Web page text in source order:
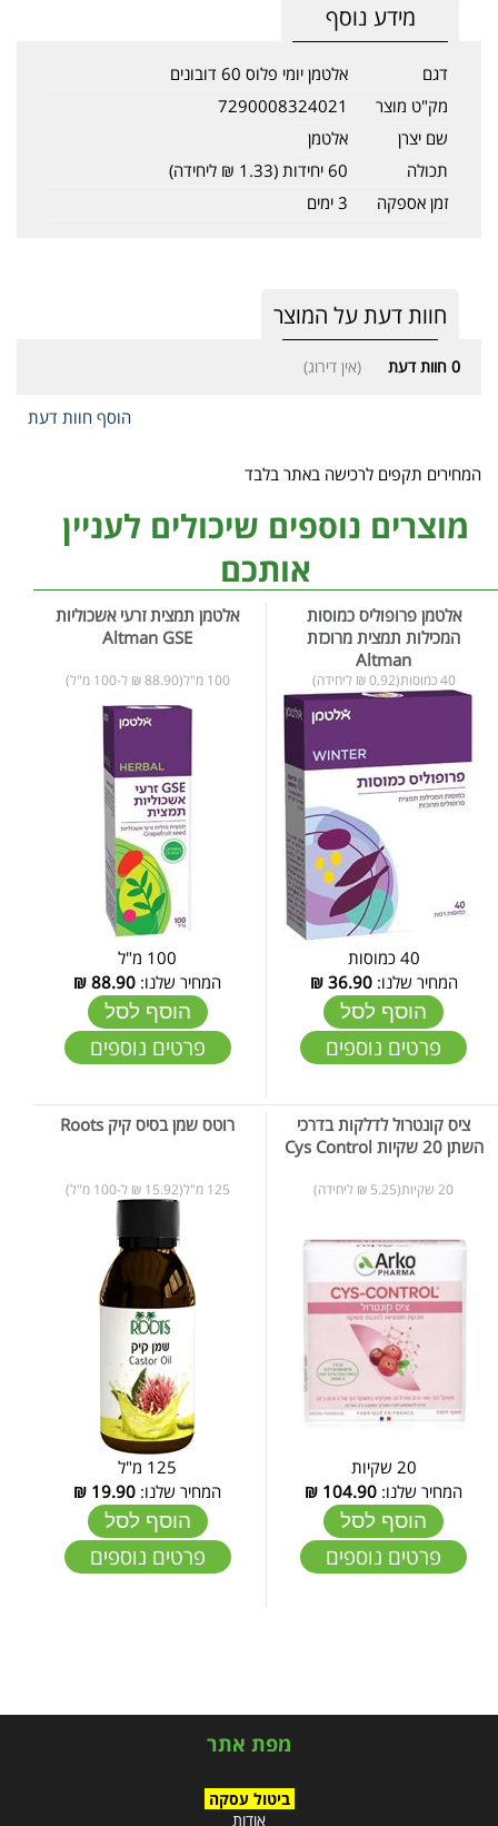
מידע נוסף
דגם
אלטמן יומי פלוס 60 דובונים
מק"ט מוצר
7290008324021
שם יצרן
אלטמן
תכולה
60 יחידות (1.33 ₪ ליחידה)
זמן אספקה
3 ימים
חוות דעת על המוצר
0 חוות דעת (אין דירוג)
הוסף חוות דעת
המחירים תקפים לרכישה באתר בלבד
מוצרים נוספים שיכולים לעניין
אותכם
אלטמן פרופוליס כמוסות
המכילות תמצית מרוכזת
Altman
40 כמוסות(0.92 ₪ ליחידה)
40 כמוסות
המחיר שלנו:36.90
₪
הוסף לסל
פרטים נוספים
אלטמן תמצית זרעי אשכוליות
Altman GSE
100 מ"ל(88.90 ₪ ל-100 מ"ל)
100 מ"ל
המחיר שלנו: 88.90
₪
הוסף לסל
פרטים נוספים
ציס קונטרול לדלקות בדרכי
השתן 20 שקיות Cys Control
20 שקיות(5.25 ₪ ליחידה)
20 שקיות
המחיר שלנו: 104.90
₪
הוסף לסל
פרטים נוספים
רוטס שמן בסיס קיק Roots
125 מ"ל(15.92 ₪ ל-100 מ"ל)
125 מ"ל
המחיר שלנו: 19.90
₪
הוסף לסל
פרטים נוספים
מפת אתר
ביטול עסקה
אודות